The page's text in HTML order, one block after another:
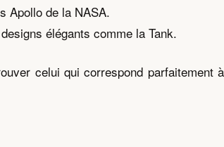
Apollo de la NASA.
élégants comme la Tank.
celui qui correspond parfaitement à